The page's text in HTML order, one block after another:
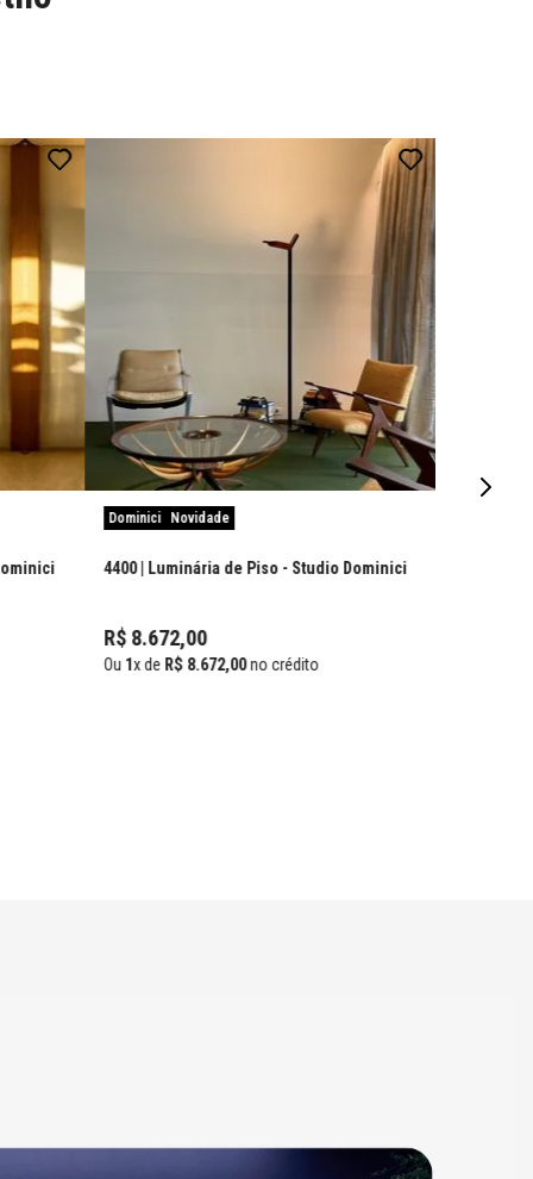
Dominici Novidade
4400 | Luminária de Piso - Studio Dominici
R$ 8.672,00
Ou 1x de R$ 8.672,00no crédito